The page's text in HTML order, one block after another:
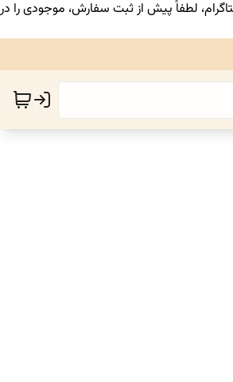
لطفاً پیش از ثبت سفارش، موجودی را در